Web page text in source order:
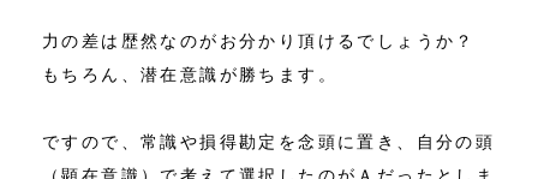
力の差は歴然なのがお分かり頂けるでしょうか？
もちろん、潜在意識が勝ちます。
ですので、常識や損得勘定を念頭に置き、自分の頭